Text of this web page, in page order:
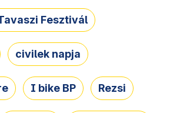
Fesztivál
civilek napja
I bike BP Rezsi